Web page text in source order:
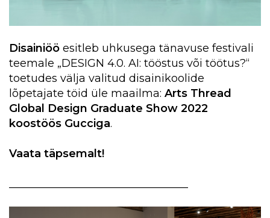
Disainiöö esitleb uhkusega tänavuse festivali
teemale „DESIGN 4.0. AI: tööstus või töötus?“
toetudes välja valitud disainikoolide
lõpetajate töid üle maailma: Arts Thread
Global Design Graduate Show 2022
koostöös Gucciga.
Vaata täpsemalt!